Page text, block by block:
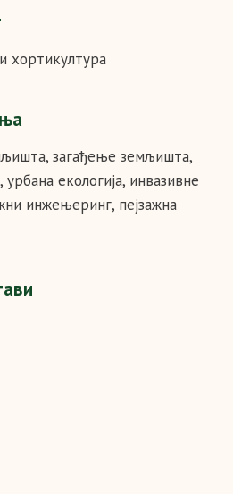
хортикултура
загађење земљишта,
екологија, инвазивне
инжењеринг, пејзажна